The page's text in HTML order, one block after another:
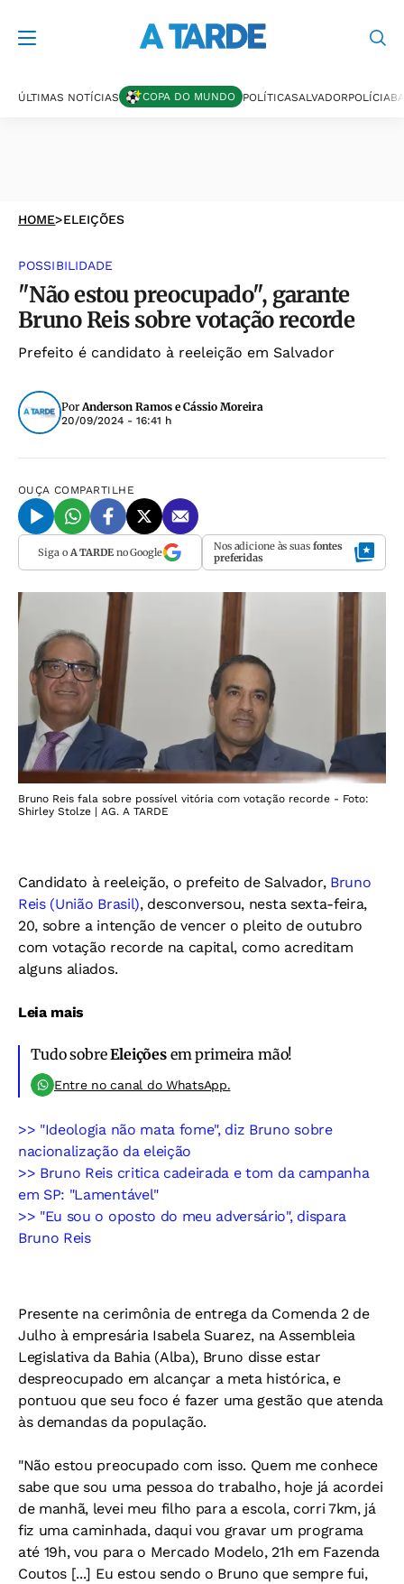
ÚLTIMAS NOTÍCIAS COPA DO MUNDO POLÍTICASALVADORPOLÍCIA
HOME>ELEIÇÕES
POSSIBILIDADE
"Não estou preocupado", garante
Bruno Reis sobre votação recorde
Prefeito é candidato à reeleição em Salvador
PorAnderson Ramos e Cássio Moreira
20/09/2024 - 16:41 h
OUÇA COMPARTILHE
Siga o A TARDEno Google Nos adicione às suas fontes
preferidas
Bruno Reis fala sobre possível vitória com votação recorde - Foto:
Shirley Stolze | AG. A TARDE
Candidato à reeleição, o prefeito de Salvador, Bruno
Reis (União Brasil), desconversou, nesta sexta-feira,
20, sobre a intenção de vencer o pleito de outubro
com votação recorde na capital, como acreditam
alguns aliados.
Leia mais
Tudo sobreEleiçõesem primeira mão!
Entre no canal do WhatsApp.
>> "Ideologia não mata fome", diz Bruno sobre
nacionalização da eleição
>> Bruno Reis critica cadeirada e tom da campanha
em SP: "Lamentável"
>> "Eu sou o oposto do meu adversário", dispara
Bruno Reis
Presente na cerimônia de entrega da Comenda 2 de
Julho à empresária Isabela Suarez, na Assembleia
Legislativa da Bahia (Alba), Bruno disse estar
despreocupado em alcançar a meta histórica, e
pontuou que seu foco é fazer uma gestão que atenda
às demandas da população.
"Não estou preocupado com isso. Quem me conhece
sabe que sou uma pessoa do trabalho, hoje já acordei
de manhã, levei meu filho para a escola, corri 7km, já
fiz uma caminhada, daqui vou gravar um programa
até 19h, vou para o Mercado Modelo, 21h em Fazenda
Coutos [...] Eu estou sendo o Bruno que sempre fui,